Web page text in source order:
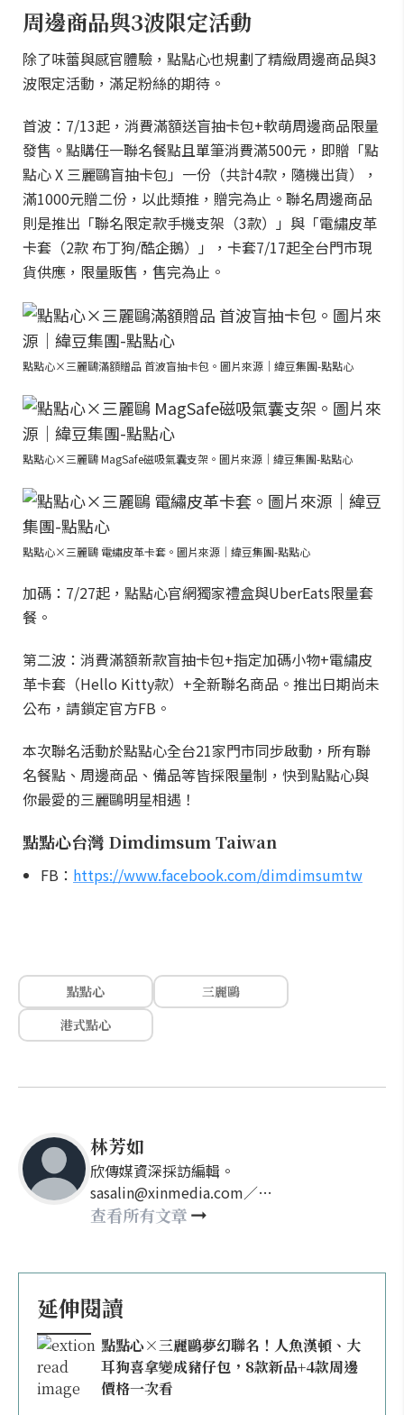
周邊商品與3波限定活動
除了味蕾與感官體驗，點點心也規劃了精緻周邊商品與3
波限定活動，滿足粉絲的期待。
首波：7/13起，消費滿額送盲抽卡包+軟萌周邊商品限量
發售。點購任一聯名餐點且單筆消費滿500元，即贈「點
點心 X 三麗鷗盲抽卡包」一份（共計4款，隨機出貨），
滿1000元贈二份，以此類推，贈完為止。聯名周邊商品
則是推出「聯名限定款手機支架（3款）」與「電繡皮革
卡套（2款 布丁狗/酷企鵝）」，卡套7/17起全台門市現
貨供應，限量販售，售完為止。
點點心×三麗鷗滿額贈品 首波盲抽卡包。圖片來源｜緯豆集團-點點心
點點心×三麗鷗 MagSafe磁吸氣囊支架。圖片來源｜緯豆集團-點點心
點點心×三麗鷗 電繡皮革卡套。圖片來源｜緯豆集團-點點心
加碼：7/27起，點點心官網獨家禮盒與UberEats限量套
餐。
第二波：消費滿額新款盲抽卡包+指定加碼小物+電繡皮
革卡套（Hello Kitty款）+全新聯名商品。推出日期尚未
公布，請鎖定官方FB。
本次聯名活動於點點心全台21家門市同步啟動，所有聯
名餐點、周邊商品、備品等皆採限量制，快到點點心與
你最愛的三麗鷗明星相遇！
點點心台灣 Dimdimsum Taiwan
FB： https://www.facebook.com/dimdimsumtw
點點心
三麗鷗
港式點心
林芳如
欣傳媒資深採訪編輯。
sasalin@xinmedia.com／
happy21917@gmail.com
查看所有文章
延伸閱讀
點點心×三麗鷗夢幻聯名！人魚漢頓、大
耳狗喜拿變成豬仔包，8款新品+4款周邊
價格一次看